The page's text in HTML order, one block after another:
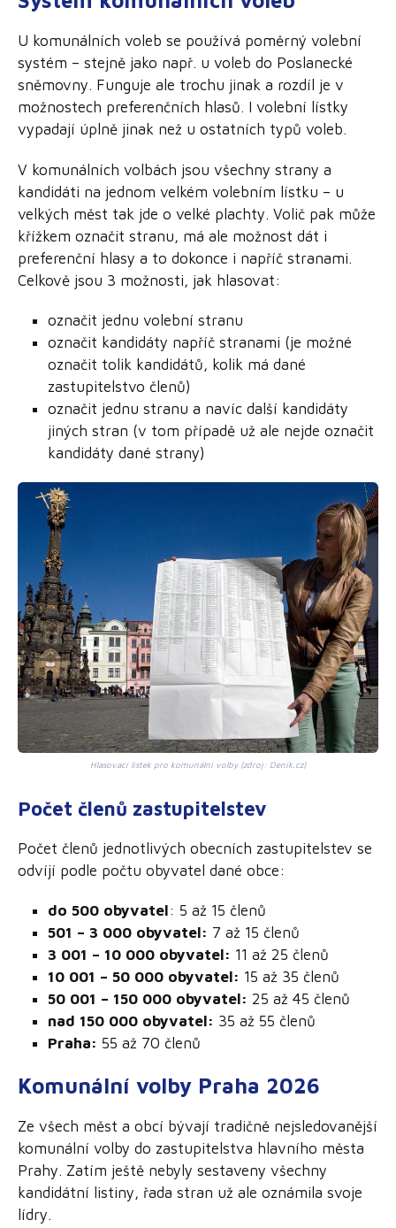
U komunálních voleb se používá poměrný volební
systém – stejně jako např. u voleb do Poslanecké
sněmovny. Funguje ale trochu jinak a rozdíl je v
možnostech preferenčních hlasů. I volební lístky
vypadají úplně jinak než u ostatních typů voleb.
V komunálních volbách jsou všechny strany a
kandidáti na jednom velkém volebním lístku – u
velkých měst tak jde o velké plachty. Volič pak může
křížkem označit stranu, má ale možnost dát i
preferenční hlasy a to dokonce i napříč stranami.
Celkově jsou 3 možnosti, jak hlasovat:
označit jednu volební stranu
označit kandidáty napříč stranami (je možné
označit tolik kandidátů, kolik má dané
zastupitelstvo členů)
označit jednu stranu a navíc další kandidáty
jiných stran (v tom případě už ale nejde označit
kandidáty dané strany)
Hlasovací lístek pro komunální volby (zdroj: Deník.cz)
Počet členů zastupitelstev
Počet členů jednotlivých obecních zastupitelstev se
odvíjí podle počtu obyvatel dané obce:
do 500 obyvatel: 5 až 15 členů
501 – 3 000 obyvatel: 7 až 15 členů
3 001 – 10 000 obyvatel: 11 až 25 členů
10 001 – 50 000 obyvatel: 15 až 35 členů
50 001 – 150 000 obyvatel: 25 až 45 členů
nad 150 000 obyvatel: 35 až 55 členů
Praha: 55 až 70 členů
Komunální volby Praha 2026
Ze všech měst a obcí bývají tradičně nejsledovanější
komunální volby do zastupitelstva hlavního města
Prahy. Zatím ještě nebyly sestaveny všechny
kandidátní listiny, řada stran už ale oznámila svoje
lídry.